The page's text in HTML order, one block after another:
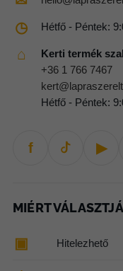
◷ Hétfő - Péntek:
⌂
Kerti termék
+36 1 766 7467
Hétfő - Péntek:
f ▶
MIÉRT
▣ Hitelezhető